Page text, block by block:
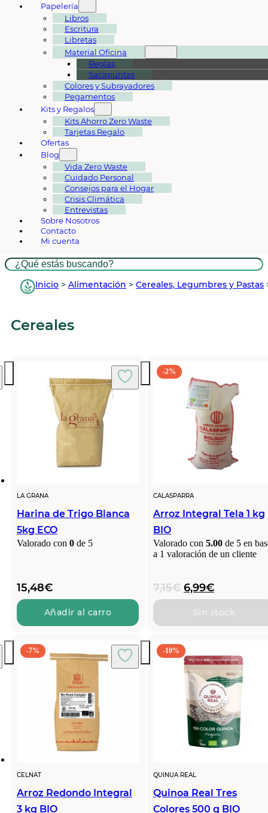
Papelería
Libros
Escritura
Libretas
Material Oficina
Reglas
Sacapuntas
Colores y Subrayadores
Pegamentos
Kits y Regalos
Kits Ahorro Zero Waste
Tarjetas Regalo
Ofertas
Blog
Vida Zero Waste
Cuidado Personal
Consejos para el Hogar
Crisis Climática
Entrevistas
Sobre Nosotros
Contacto
Mi cuenta
Buscar
Inicio > Alimentación > Cereales, Legumbres y Pastas
Cereales
LA GRANA
Harina de Trigo Blanca
5kg ECO
Valorado con 0 de 5
15,48€
Añadir al carro
-2%
CALASPARRA
Arroz Integral Tela 1 kg
BIO
Valorado con 5.00 de 5 en
a 1 valoración de un cliente
7,15€ El
precio
original
era:
6,99€El
precio
actual
es:
Sin stock
-7%
CELNAT
Arroz Redondo Integral
3 kg BIO
-10%
QUINUA REAL
Quinoa Real Tres
Colores 500 g BIO